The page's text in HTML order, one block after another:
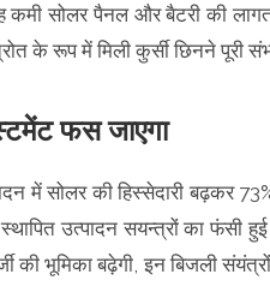
सोलर पैनल और बैटरी की
के रूप में मिली कुर्सी छिनने पूरी
फस जाएगा
में सोलर की हिस्सेदारी बढ़कर
उत्पादन सयन्त्रों का फंसी
की भूमिका बढ़ेगी, इन बिजली